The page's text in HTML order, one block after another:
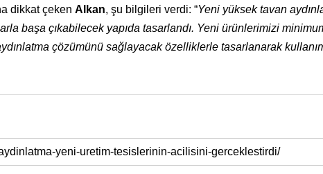
dikkat çeken Alkan, şu bilgileri verdi: “Yeni yüksek tavan
başa çıkabilecek yapıda tasarlandı. Yeni ürünlerimizi
çözümünü sağlayacak özelliklerle tasarlanarak